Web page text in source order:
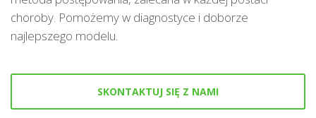
choroby. Pomożemy w diagnostyce i doborze
najlepszego modelu.
SKONTAKTUJ SIĘ Z NAMI